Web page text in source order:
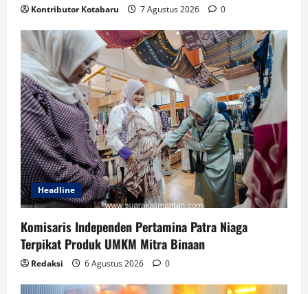
Kontributor Kotabaru 7 Agustus 2026 0
Headline
Komisaris Independen Pertamina Patra Niaga
Terpikat Produk UMKM Mitra Binaan
Redaksi 6 Agustus 2026 0